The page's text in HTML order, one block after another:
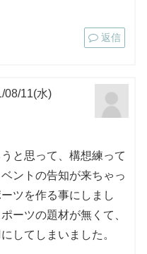
返信
08/11(水)
と思って、構想練って
ントの告知が来ちゃっ
ツを作る事にしまし
ーツの題材が無くて、
してしまいました。